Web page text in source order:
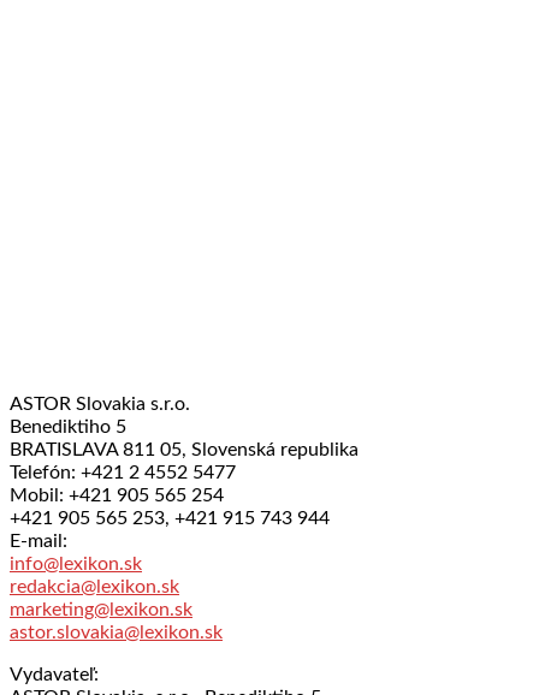
ASTOR Slovakia s.r.o.
Benediktiho 5
BRATISLAVA 811 05, Slovenská republika
Telefón: +421 2 4552 5477
Mobil: +421 905 565 254
+421 905 565 253, +421 915 743 944
E-mail:
info@lexikon.sk
redakcia@lexikon.sk
marketing@lexikon.sk
astor.slovakia@lexikon.sk
Vydavateľ: